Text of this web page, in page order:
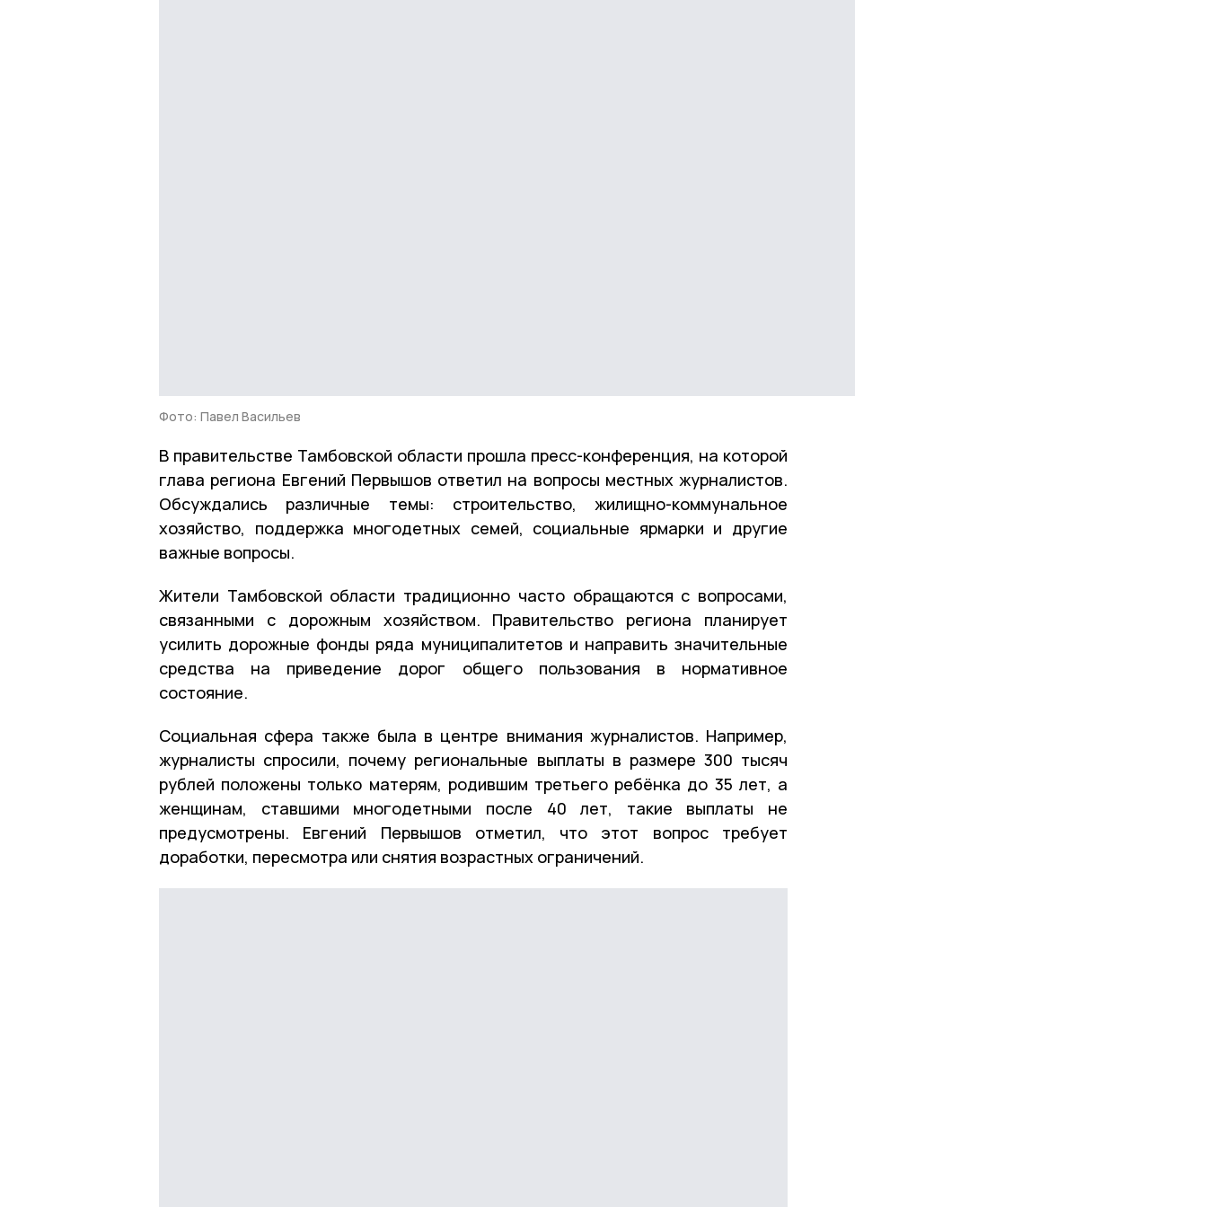
Фото: Павел Васильев
В правительстве Тамбовской области прошла пресс-конференция, на которой
глава региона Евгений Первышов ответил на вопросы местных журналистов.
Обсуждались различные темы: строительство, жилищно-коммунальное
хозяйство, поддержка многодетных семей, социальные ярмарки и другие
важные вопросы.
Жители Тамбовской области традиционно часто обращаются с вопросами,
связанными с дорожным хозяйством. Правительство региона планирует
усилить дорожные фонды ряда муниципалитетов и направить значительные
средства на приведение дорог общего пользования в нормативное
состояние.
Социальная сфера также была в центре внимания журналистов. Например,
журналисты спросили, почему региональные выплаты в размере 300 тысяч
рублей положены только матерям, родившим третьего ребёнка до 35 лет, а
женщинам, ставшими многодетными после 40 лет, такие выплаты не
предусмотрены. Евгений Первышов отметил, что этот вопрос требует
доработки, пересмотра или снятия возрастных ограничений.